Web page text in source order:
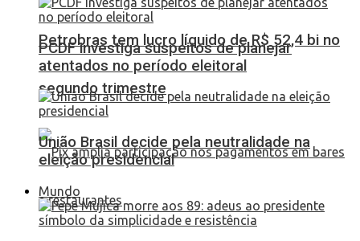
Petrobras tem lucro líquido de R$ 52,4 bi no
segundo trimestre
PCDF investiga suspeitos de planejar
atentados no período eleitoral
União Brasil decide pela neutralidade na
eleição presidencial
Mundo